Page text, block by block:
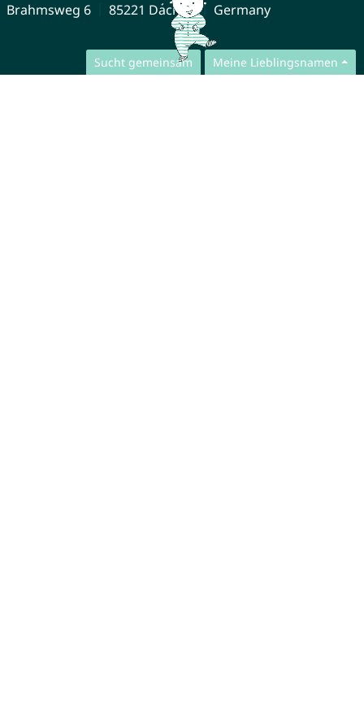
Sucht gemeinsam Meine Lieblingsnamen
Brahmsweg 6
85221 Dachau Germany